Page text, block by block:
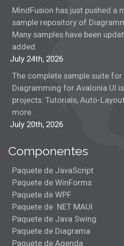
MindFusion has just pushed a
sample repository of
Many samples have been
added.
July 24th, 2026
The complete sample suite for
Diagramming for Avalonia UI
projects: Tutorials, Auto-
more.
July 20th, 2026
Componentes
Paquete de JavaScript
Paquete de WinForms
Paquete de WPF
Paquete de .NET MAUI
Paquete de Java Swing
Paquete de Diagrama
Paquete de Agenda